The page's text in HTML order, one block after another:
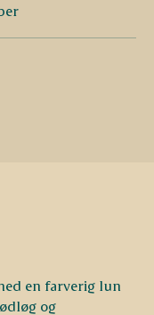
en farverig lun
og